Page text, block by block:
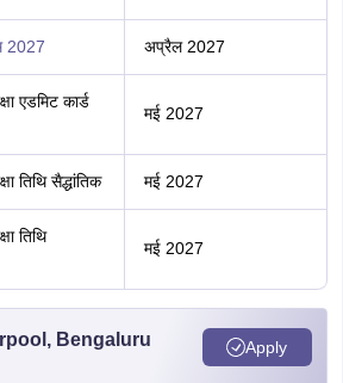
2027 अप्रैल 2027
एडमिट कार्ड
मई 2027
तिथि सैद्धांतिक मई 2027
तिथि
मई 2027
Bengaluru
Apply